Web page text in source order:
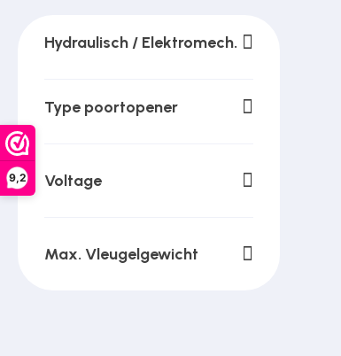
9,2
Contact
Hydraulisch / Elektromech.
Type poortopener
Voltage
Max. Vleugelgewicht